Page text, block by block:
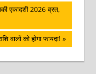
एकादशी 2026 व्रत,
वालों को होगा फायदा!